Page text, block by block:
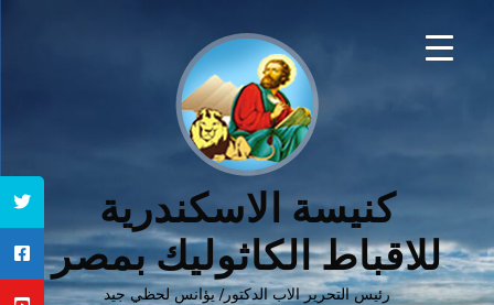
كنيسة الاسكندرية
للاقباط الكاثوليك بمصر
رئيس التحرير الاب الدكتور/ يؤانس لحظي جيد